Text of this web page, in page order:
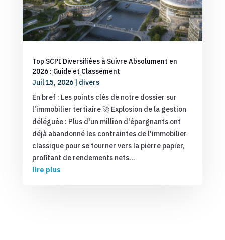
Top SCPI Diversifiées à Suivre Absolument en
2026 : Guide et Classement
Juil 15, 2026| divers
En bref : Les points clés de notre dossier sur
l'immobilier tertiaire 🚀 Explosion de la gestion
déléguée : Plus d'un million d'épargnants ont
déjà abandonné les contraintes de l'immobilier
classique pour se tourner vers la pierre papier,
profitant de rendements nets...
lire plus